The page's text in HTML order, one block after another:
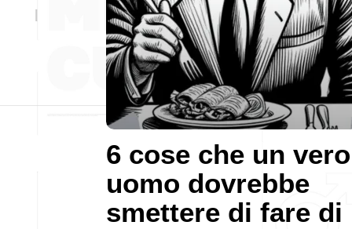
6 cose che un vero
uomo dovrebbe
smettere di fare di